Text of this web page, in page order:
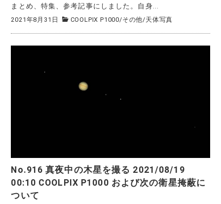
まとめ、特集、参考記事にしました。自身...
2021年8月31日 COOLPIX P1000/その他/天体写真
No.916 真夜中の木星を撮る 2021/08/19
00:10 COOLPIX P1000 および次の衛星掩蔽に
ついて